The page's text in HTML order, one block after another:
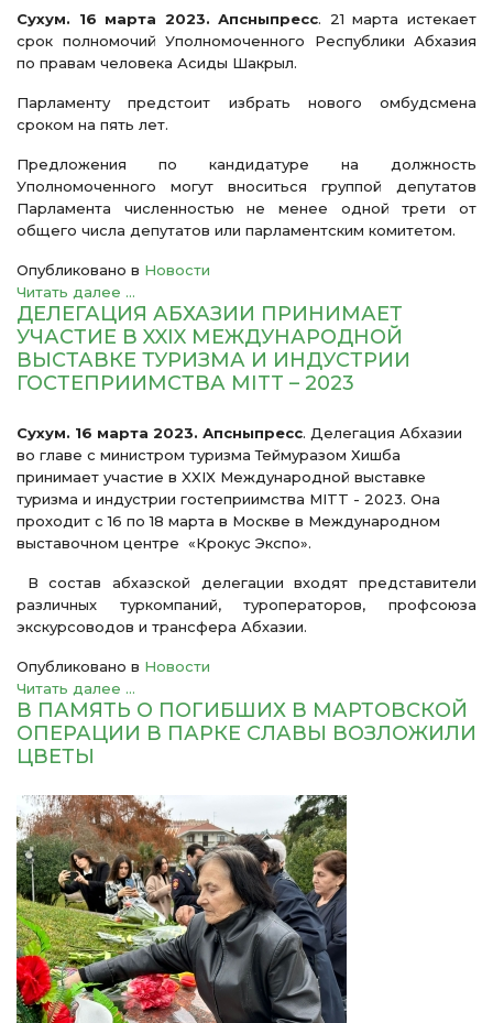
Сухум. 16 марта 2023. Апсныпресс. 21 марта истекает
срок полномочий Уполномоченного Республики Абхазия
по правам человека Асиды Шакрыл.
Парламенту предстоит избрать нового омбудсмена
сроком на пять лет.
Предложения по кандидатуре на должность
Уполномоченного могут вноситься группой депутатов
Парламента численностью не менее одной трети от
общего числа депутатов или парламентским комитетом.
Опубликовано в Новости
Читать далее ...
ДЕЛЕГАЦИЯ АБХАЗИИ ПРИНИМАЕТ
УЧАСТИЕ В XXIX МЕЖДУНАРОДНОЙ
ВЫСТАВКЕ ТУРИЗМА И ИНДУСТРИИ
ГОСТЕПРИИМСТВА MITT – 2023
Сухум. 16 марта 2023. Апсныпресс. Делегация Абхазии
во главе с министром туризма Теймуразом Хишба
принимает участие в XXIX Международной выставке
туризма и индустрии гостеприимства MITT - 2023. Она
проходит с 16 по 18 марта в Москве в Международном
выставочном центре «Крокус Экспо».
В состав абхазской делегации входят представители
различных туркомпаний, туроператоров, профсоюза
экскурсоводов и трансфера Абхазии.
Опубликовано в Новости
Читать далее ...
В ПАМЯТЬ О ПОГИБШИХ В МАРТОВСКОЙ
ОПЕРАЦИИ В ПАРКЕ СЛАВЫ ВОЗЛОЖИЛИ
ЦВЕТЫ